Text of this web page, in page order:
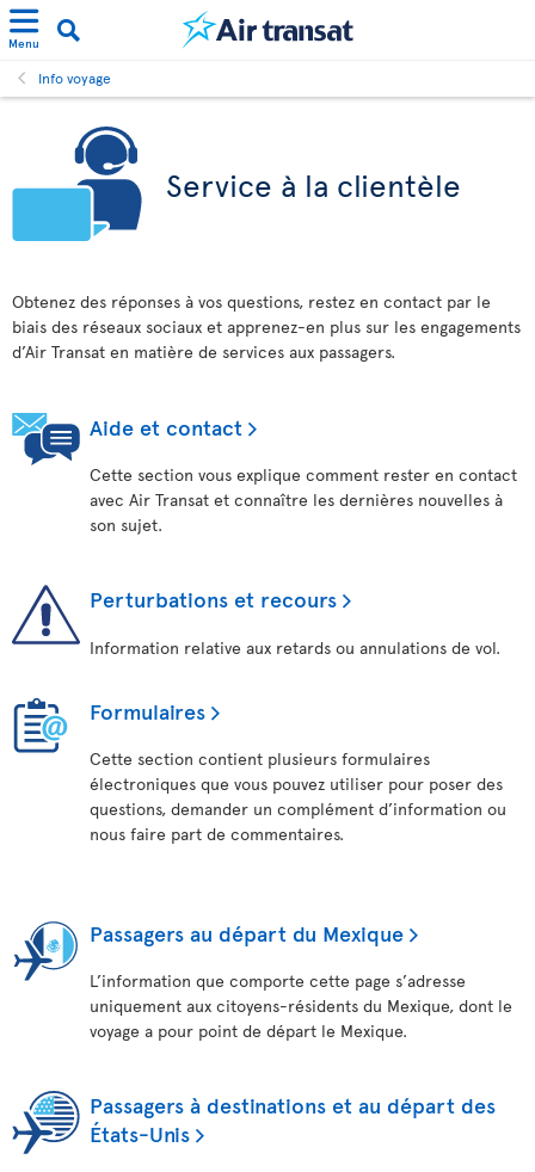
Menu
Info voyage
Service à la clientèle
Obtenez des réponses à vos questions, restez en contact par le
biais des réseaux sociaux et apprenez-en plus sur les engagements
d’Air Transat en matière de services aux passagers.
Aide et contact
Cette section vous explique comment rester en contact
avec Air Transat et connaître les dernières nouvelles à
son sujet.
Perturbations et recours
Information relative aux retards ou annulations de vol.
Formulaires
Cette section contient plusieurs formulaires
électroniques que vous pouvez utiliser pour poser des
questions, demander un complément d’information ou
nous faire part de commentaires.
Passagers au départ du Mexique
L’information que comporte cette page s’adresse
uniquement aux citoyens-résidents du Mexique, dont le
voyage a pour point de départ le Mexique.
Passagers à destinations et au départ des
États-Unis